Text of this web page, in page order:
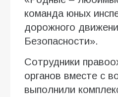
команда юных
дорожного
Безопасности».
Сотрудники
органов вместе с
выполнили